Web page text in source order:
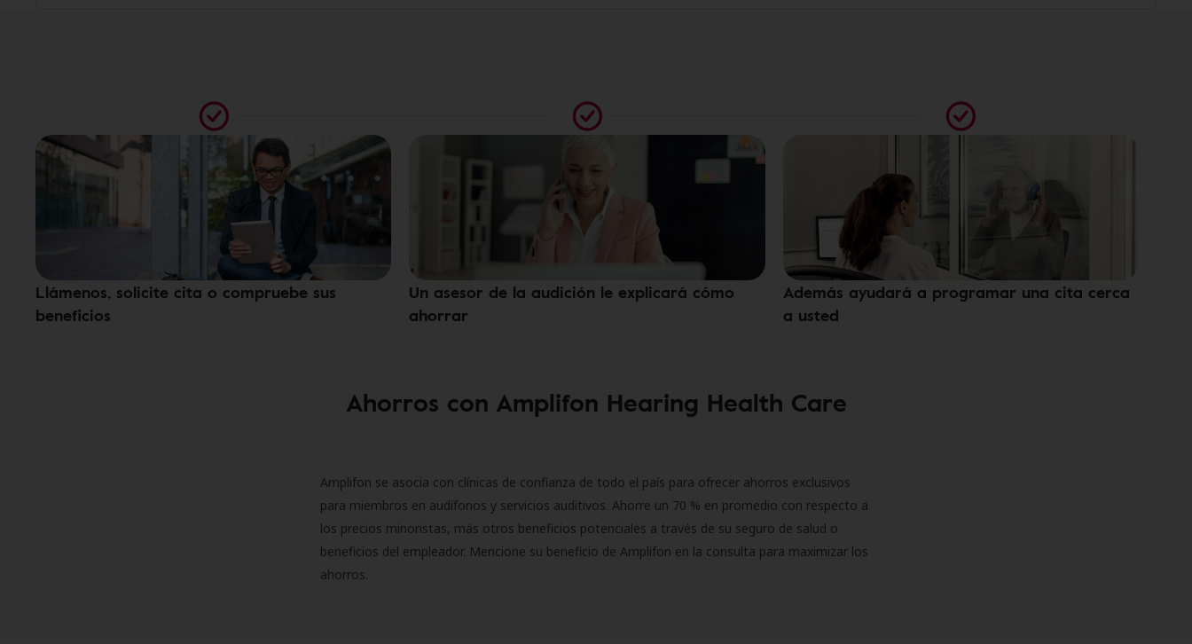
Llámenos, solicite cita o compruebe sus
beneficios
Un asesor de la audición le explicará cómo
ahorrar
Además ayudará a programar una cita cerca
a usted
Ahorros con Amplifon Hearing Health Care
Amplifon se asocia con clínicas de confianza de todo el país para ofrecer ahorros exclusivos
para miembros en audífonos y servicios auditivos. Ahorre un 70 % en promedio con respecto a
los precios minoristas, más otros beneficios potenciales a través de su seguro de salud o
beneficios del empleador. Mencione su beneficio de Amplifon en la consulta para maximizar los
ahorros.